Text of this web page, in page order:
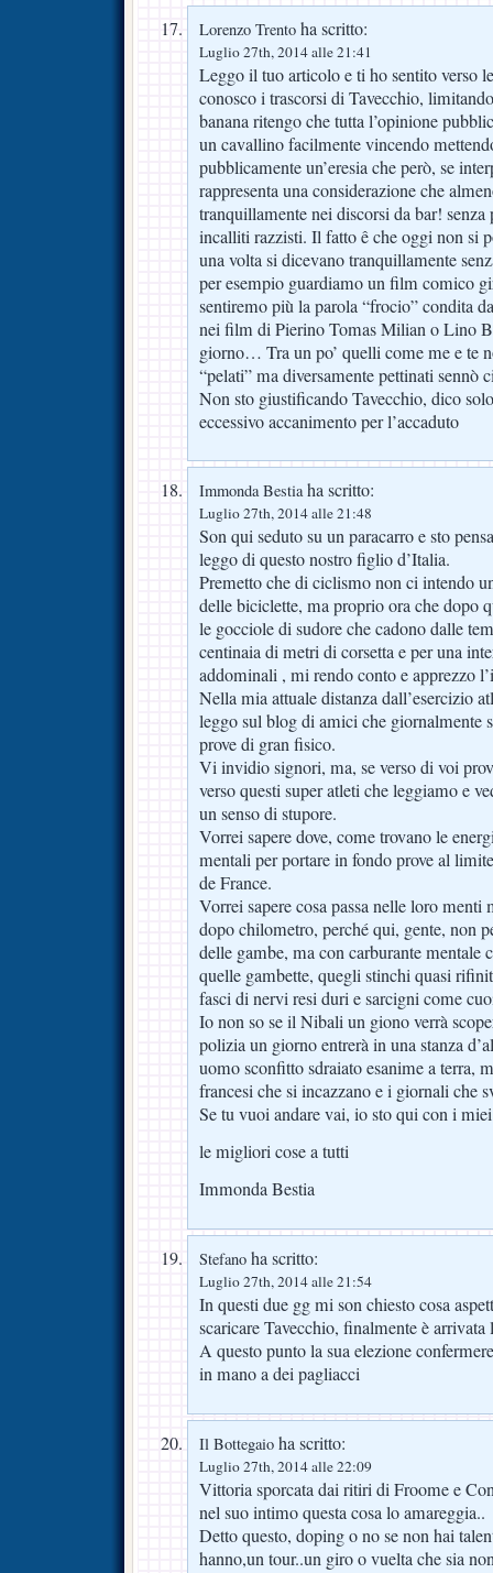
Lorenzo Trento ha scritto:
Luglio 27th, 2014 alle 21:41
Leggo il tuo articolo e ti ho sentito verso
conosco i trascorsi di Tavecchio,
banana ritengo che tutta l’opinione
un cavallino facilmente vincendo
pubblicamente un’eresia che però, se
rappresenta una considerazione che
tranquillamente nei discorsi da bar! senza
incalliti razzisti. Il fatto ê che oggi non si
una volta si dicevano tranquillamente
per esempio guardiamo un film comico
sentiremo più la parola “frocio” condita
nei film di Pierino Tomas Milian o Lino
giorno… Tra un po’ quelli come me e te
“pelati” ma diversamente pettinati sennò
Non sto giustificando Tavecchio, dico
eccessivo accanimento per l’accaduto
Immonda Bestiaha scritto:
Luglio 27th, 2014 alle 21:48
Son qui seduto su un paracarro e sto
leggo di questo nostro figlio d’Italia.
Premetto che di ciclismo non ci intendo
delle biciclette, ma proprio ora che dopo
le gocciole di sudore che cadono dalle
centinaia di metri di corsetta e per una
addominali , mi rendo conto e apprezzo
Nella mia attuale distanza dall’esercizio
leggo sul blog di amici che giornalmente
prove di gran fisico.
Vi invidio signori, ma, se verso di voi
verso questi super atleti che leggiamo e
un senso di stupore.
Vorrei sapere dove, come trovano le
mentali per portare in fondo prove al
de France.
Vorrei sapere cosa passa nelle loro
dopo chilometro, perché qui, gente, non
delle gambe, ma con carburante mentale
quelle gambette, quegli stinchi quasi
fasci di nervi resi duri e sarcigni come
Io non so se il Nibali un giono verrà
polizia un giorno entrerà in una stanza
uomo sconfitto sdraiato esanime a terra,
francesi che si incazzano e i giornali che
Se tu vuoi andare vai, io sto qui con i
le migliori cose a tutti
Immonda Bestia
Stefano ha scritto:
Luglio 27th, 2014 alle 21:54
In questi due gg mi son chiesto cosa
scaricare Tavecchio, finalmente è
A questo punto la sua elezione
in mano a dei pagliacci
Il Bottegaio ha scritto:
Luglio 27th, 2014 alle 22:09
Vittoria sporcata dai ritiri di Froome e
nel suo intimo questa cosa lo amareggia..
Detto questo, doping o no se non hai
hanno,un tour..un giro o vuelta che sia